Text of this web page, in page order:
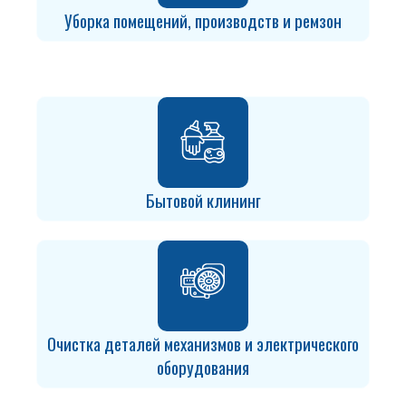
Уборка помещений, производств и ремзон
Бытовой клининг
Очистка деталей механизмов и электрического
оборудования